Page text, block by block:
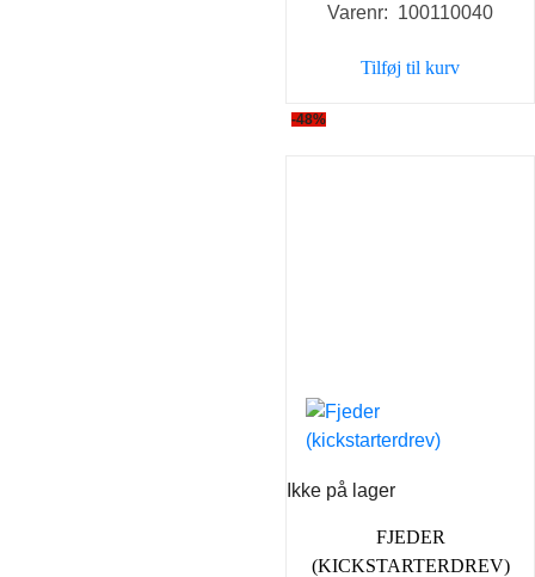
Varenr: 100110040
Tilføj til kurv
-48%
Ikke på lager
FJEDER
(KICKSTARTERDREV)